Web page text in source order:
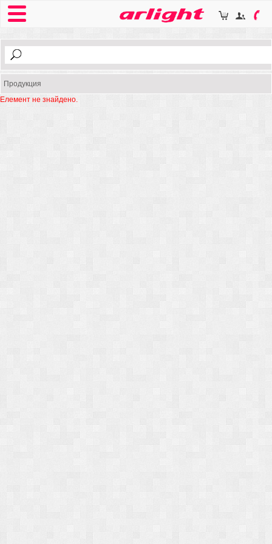
Продукция
Елемент не знайдено.